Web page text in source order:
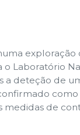
exploração
o Laboratório
a deteção de
como
medidas de